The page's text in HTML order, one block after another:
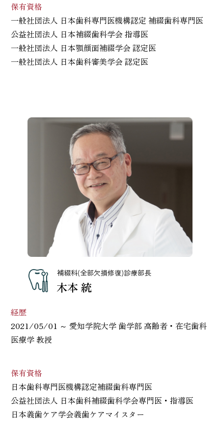
保有資格
一般社団法人 日本歯科専門医機構認定 補綴歯科専門医
公益社団法人 日本補綴歯科学会 指導医
一般社団法人 日本顎顔面補綴学会 認定医
一般社団法人 日本歯科審美学会 認定医
補綴科(全部欠損修復)診療部長
木本 統
経歴
2021/05/01 ～ 愛知学院大学 歯学部 高齢者・在宅歯科
医療学 教授
保有資格
日本歯科専門医機構認定補綴歯科専門医
公益社団法人 日本歯科補綴歯科学会専門医・指導医
日本義歯ケア学会義歯ケアマイスター